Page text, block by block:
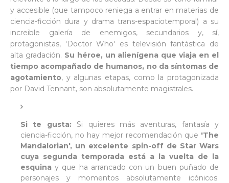
y accesible (que tampoco reniega a entrar en materias de
ciencia-ficción dura y drama trans-espaciotemporal) a su
increible galería de enemigos, secundarios y, sí,
protagonistas, 'Doctor Who' es televisión fantástica de
alta gradación. Su héroe, un alienígena que viaja en el
tiempo acompañado de humanos, no da síntomas de
agotamiento, y algunas etapas, como la protagonizada
por David Tennant, son absolutamente magistrales.
Si te gusta: Si quieres más aventuras, fantasía y
ciencia-ficción, no hay mejor recomendación que 'The
Mandalorian', un excelente spin-off de Star Wars
cuya segunda temporada está a la vuelta de la
esquina y que ha arrancado con un buen puñado de
personajes y momentos absolutamente icónicos.